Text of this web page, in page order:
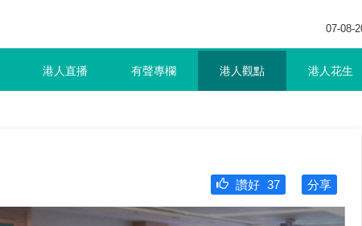
07-08-
港人直播 有聲專欄 港人觀點 港人花生
分享
讚好 37